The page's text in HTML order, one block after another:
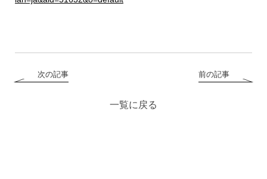
次の記事
一覧に戻る
前の記事